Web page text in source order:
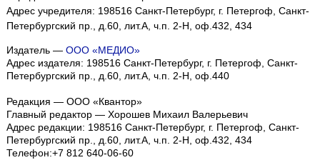
Адрес учредителя: 198516 Санкт-Петербург, г. Петергоф, Санкт-
Петербургский пр., д.60, лит.А, ч.п. 2-Н, оф.432, 434
Издатель — ООО «МЕДИО»
Адрес издателя: 198516 Санкт-Петербург, г. Петергоф, Санкт-
Петербургский пр., д.60, лит.А, ч.п. 2-Н, оф.440
Редакция — ООО «Квантор»
Главный редактор — Хорошев Михаил Валерьевич
Адрес редакции: 198516 Санкт-Петербург, г. Петергоф, Санкт-
Петербургский пр., д.60, лит.А, ч.п. 2-Н, оф.432, 434
Телефон:+7 812 640-06-60